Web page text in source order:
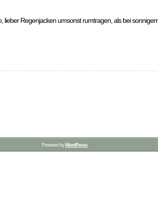
Regenjacken umsonst rumtragen, als bei
Powered byWordPress